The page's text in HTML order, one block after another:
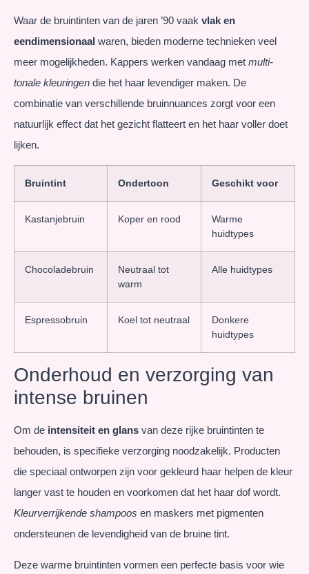
Waar de bruintinten van de jaren ’90 vaak vlak en
eendimensionaal waren, bieden moderne technieken veel
meer mogelijkheden. Kappers werken vandaag met multi-
tonale kleuringen die het haar levendiger maken. De
combinatie van verschillende bruinnuances zorgt voor een
natuurlijk effect dat het gezicht flatteert en het haar voller doet
lijken.
Bruintint Ondertoon Geschikt voor
Kastanjebruin Koper en rood
Warme
huidtypes
Chocoladebruin
Neutraal tot
warm
Alle huidtypes
Espressobruin Koel tot neutraal
Donkere
huidtypes
Onderhoud en verzorging van
intense bruinen
Om de intensiteit en glans van deze rijke bruintinten te
behouden, is specifieke verzorging noodzakelijk. Producten
die speciaal ontworpen zijn voor gekleurd haar helpen de kleur
langer vast te houden en voorkomen dat het haar dof wordt.
Kleurverrijkende shampoos en maskers met pigmenten
ondersteunen de levendigheid van de bruine tint.
Deze warme bruintinten vormen een perfecte basis voor wie